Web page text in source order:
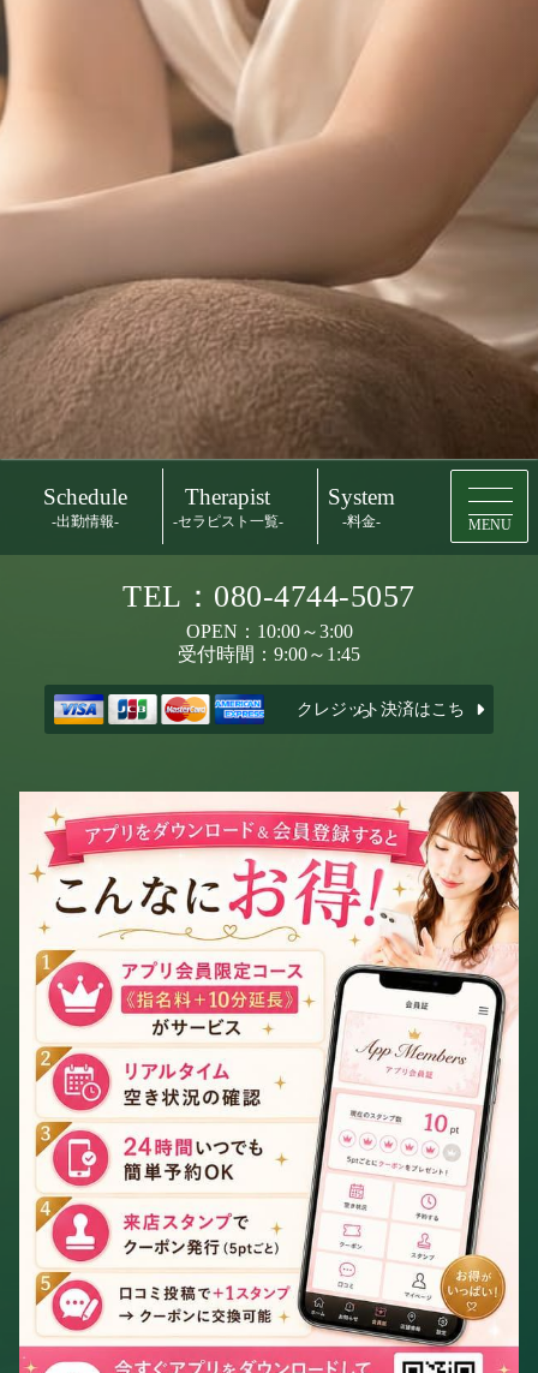
Schedule
-出勤情報-
Therapist
-セラピスト一覧-
System
-料金- MENU
TEL：080-4744-5057
OPEN：10:00～3:00
受付時間：9:00～1:45
クレジット決済はこちら